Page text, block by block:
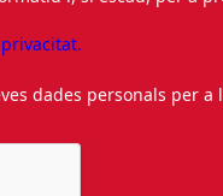
dades personals per